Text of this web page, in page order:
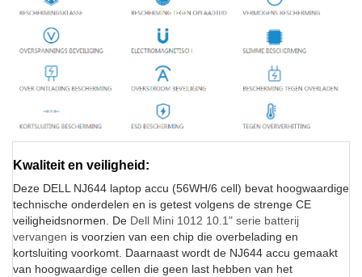
Kwaliteit en veiligheid:
Deze DELL NJ644 laptop accu (56WH/6 cell) bevat hoogwaardige
technische onderdelen en is getest volgens de strenge CE
veiligheidsnormen. De Dell Mini 1012 10.1" serie batterij
vervangen is voorzien van een chip die overbelading en
kortsluiting voorkomt. Daarnaast wordt de NJ644 accu gemaakt
van hoogwaardige cellen die geen last hebben van het